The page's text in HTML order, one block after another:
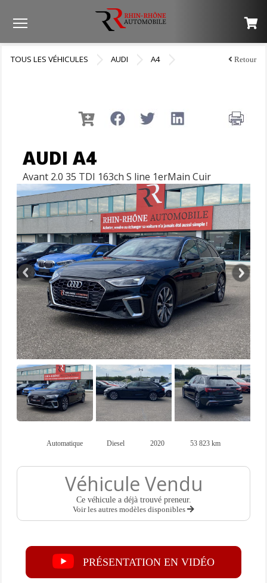
TOUS LES VÉHICULES AUDI A4 Retour
AUDI A4
Avant 2.0 35 TDI 163ch S line 1erMain Cuir
Automatique Diesel 2020 53 823 km
Véhicule Vendu
Ce véhicule a déjà trouvé preneur.
Voir les autres modèles disponibles
PRÉSENTATION EN VIDÉO